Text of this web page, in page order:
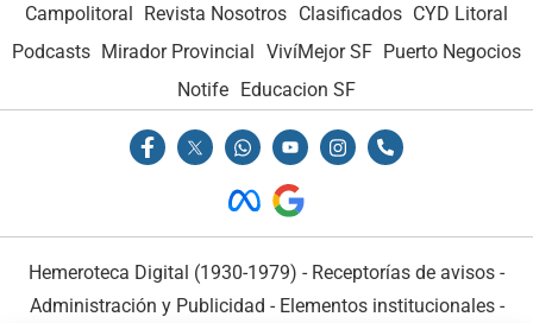
Campolitoral Revista Nosotros Clasificados CYD Litoral
Podcasts Mirador Provincial VivíMejor SF Puerto Negocios
Notife Educacion SF
Hemeroteca Digital (1930-1979) - Receptorías de avisos -
Administración y Publicidad - Elementos institucionales-